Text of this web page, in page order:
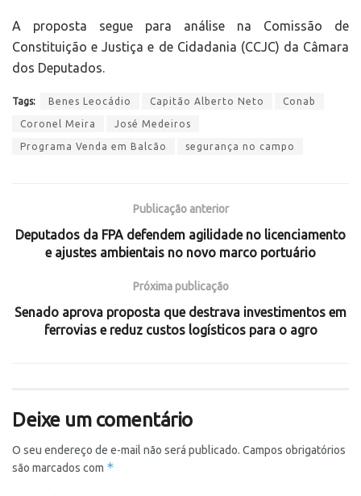
A proposta segue para análise na Comissão de
Constituição e Justiça e de Cidadania (CCJC) da Câmara
dos Deputados.
Tags: Benes Leocádio Capitão Alberto Neto Conab
Coronel Meira José Medeiros
Programa Venda em Balcão segurança no campo
Publicação anterior
Deputados da FPA defendem agilidade no licenciamento
e ajustes ambientais no novo marco portuário
Próxima publicação
Senado aprova proposta que destrava investimentos em
ferrovias e reduz custos logísticos para o agro
Deixe um comentário
O seu endereço de e-mail não será publicado. Campos obrigatórios
são marcados com *